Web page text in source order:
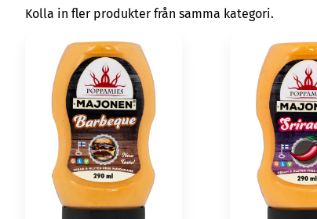
Kolla in fler produkter från samma kategori.